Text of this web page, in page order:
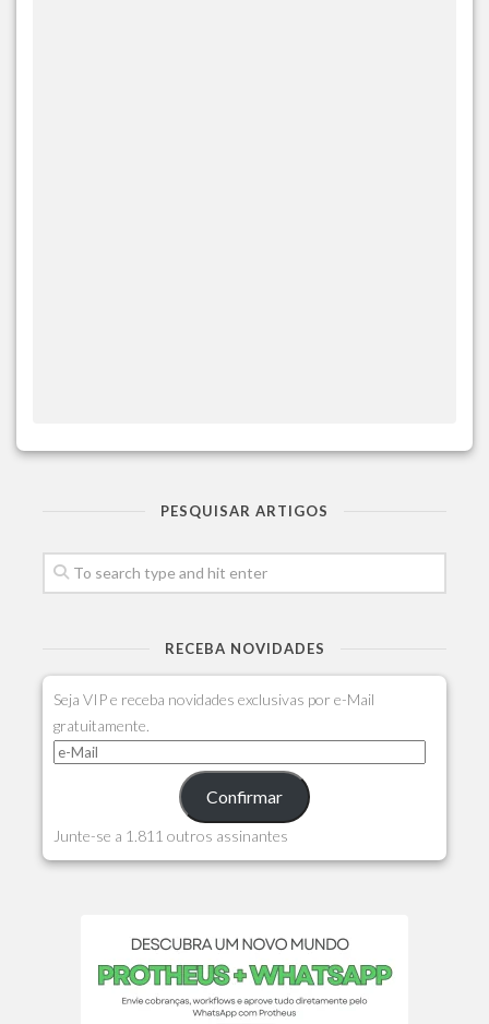
PESQUISAR ARTIGOS
RECEBA NOVIDADES
Seja VIP e receba novidades exclusivas por e-Mail
gratuitamente.
Confirmar
Junte-se a 1.811 outros assinantes